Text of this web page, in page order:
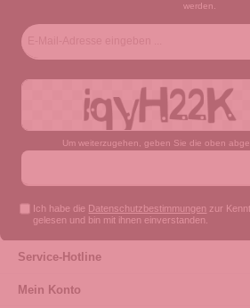
werden.
Um weiterzugehen, geben Sie die oben
Ich habe die Datenschutzbestimmungen zur
gelesen und bin mit ihnen einverstanden.
Service-Hotline
Mein Konto